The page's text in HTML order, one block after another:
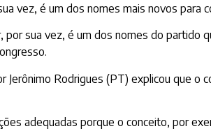
vez, é um dos nomes mais novos para
por sua vez, é um dos nomes do partido
Jerônimo Rodrigues (PT) explicou que o
adequadas porque o conceito, por